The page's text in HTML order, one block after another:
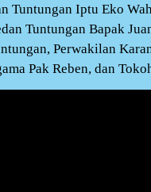
Tuntungan Iptu Eko
Tuntungan Bapak
Perwakilan
Pak Reben, dan